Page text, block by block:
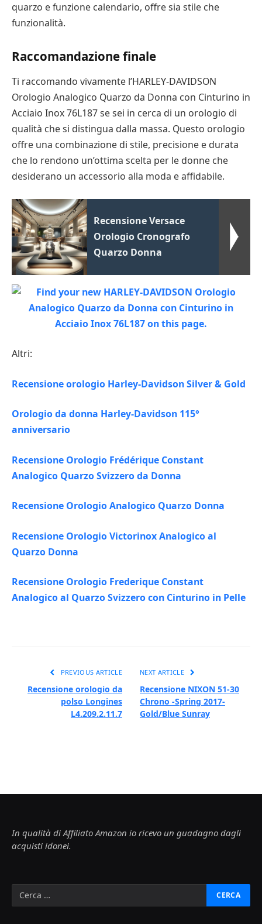
quarzo e funzione calendario, offre sia stile che
funzionalità.
Raccomandazione finale
Ti raccomando vivamente l’HARLEY-DAVIDSON
Orologio Analogico Quarzo da Donna con Cinturino in
Acciaio Inox 76L187 se sei in cerca di un orologio di
qualità che si distingua dalla massa. Questo orologio
offre una combinazione di stile, precisione e durata
che lo rendono un’ottima scelta per le donne che
desiderano un accessorio alla moda e affidabile.
Recensione Versace
Orologio Cronografo
Quarzo Donna
Altri:
Recensione orologio Harley-Davidson Silver & Gold
Orologio da donna Harley-Davidson 115°
anniversario
Recensione Orologio Frédérique Constant
Analogico Quarzo Svizzero da Donna
Recensione Orologio Analogico Quarzo Donna
Recensione Orologio Victorinox Analogico al
Quarzo Donna
Recensione Orologio Frederique Constant
Analogico al Quarzo Svizzero con Cinturino in Pelle
PREVIOUS ARTICLE
Recensione orologio da
polso Longines
L4.209.2.11.7
NEXT ARTICLE
Recensione NIXON 51-30
Chrono -Spring 2017-
Gold/Blue Sunray
In qualità di Affiliato Amazon io ricevo un guadagno dagli
acquisti idonei.